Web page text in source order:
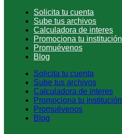
Solicita tu cuenta
Sube tus archivos
Calculadora de interes
Promociona tu institución
Promuévenos
Blog
Solicita tu cuenta
Sube tus archivos
Calculadora de interes
Promociona tu institución
Promuévenos
Blog